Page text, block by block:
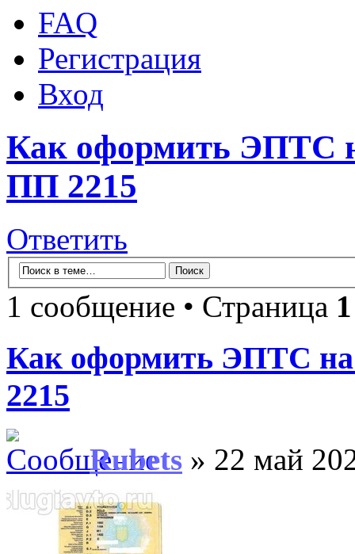
FAQ
Регистрация
Вход
Как оформить ЭПТС
ПП 2215
Ответить
1 сообщение • Страница 1
Как оформить ЭПТС
2215
Rubets » 22 май